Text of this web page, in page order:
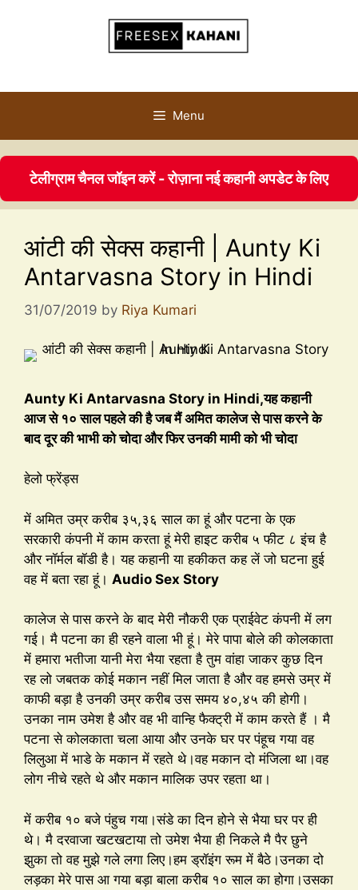
Menu
टेलीग्राम चैनल जॉइन करें - रोज़ाना नई कहानी अपडेट के लिए
आंटी की सेक्स कहानी | Aunty Ki
Antarvasna Story in Hindi
31/07/2019 by Riya Kumari
Aunty Ki Antarvasna Story in Hindi,यह कहानी
आज से १० साल पहले की है जब मैं अमित कालेज से पास करने के
बाद दूर की भाभी को चोदा और फिर उनकी मामी को भी चोदा
हेलो फ्रेंड्स
में अमित उम्र करीब ३५,३६ साल का हूं और पटना के एक
सरकारी कंपनी में काम करता हूं मेरी हाइट करीब ५ फीट ८ इंच है
और नॉर्मल बॉडी है। यह कहानी या हकीकत कह लें जो घटना हुई
वह में बता रहा हूं। Audio Sex Story
कालेज से पास करने के बाद मेरी नौकरी एक प्राईवेट कंपनी में लग
गई। मै पटना का ही रहने वाला भी हूं। मेरे पापा बोले की कोलकाता
में हमारा भतीजा यानी मेरा भैया रहता है तुम वांहा जाकर कुछ दिन
रह लो जबतक कोई मकान नहीं मिल जाता है और वह हमसे उम्र में
काफी बड़ा है उनकी उम्र करीब उस समय ४०,४५ की होगी।
उनका नाम उमेश है और वह भी वान्हि फैक्ट्री में काम करते हैं । मै
पटना से कोलकाता चला आया और उनके घर पर पंहूच गया वह
लिलुआ में भाडे के मकान में रहते थे।वह मकान दो मंजिला था।वह
लोग नीचे रहते थे और मकान मालिक उपर रहता था।
में करीब १० बजे पंहुच गया।संडे का दिन होने से भैया घर पर ही
थे। मै दरवाजा खटखटाया तो उमेश भैया ही निकले मै पैर छुने
झुका तो वह मुझे गले लगा लिए।हम ड्रॉइंग रूम में बैठे।उनका दो
लड़का मेरे पास आ गया बड़ा बाला करीब १० साल का होगा।उसका